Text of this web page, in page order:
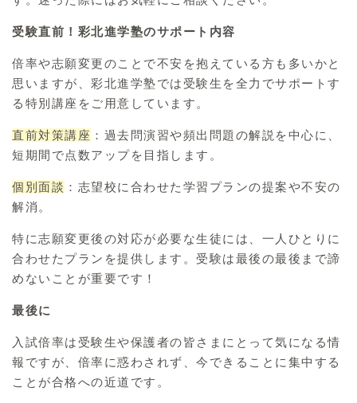
受験直前！彩北進学塾のサポート内容
倍率や志願変更のことで不安を抱えている方も多いかと
思いますが、彩北進学塾では受験生を全力でサポートす
る特別講座をご用意しています。
直前対策講座 ：過去問演習や頻出問題の解説を中心に、
短期間で点数アップを目指します。
個別面談 ：志望校に合わせた学習プランの提案や不安の
解消。
特に志願変更後の対応が必要な生徒には、一人ひとりに
合わせたプランを提供します。受験は最後の最後まで諦
めないことが重要です！
最後に
入試倍率は受験生や保護者の皆さまにとって気になる情
報ですが、倍率に惑わされず、今できることに集中する
ことが合格への近道です。